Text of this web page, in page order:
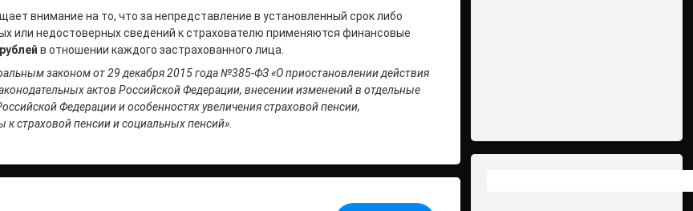
внимание на то, что за непредставление в установленный срок либо
или недостоверных сведений к страхователю применяются финансовые
в отношении каждого застрахованного лица.
законом от 29 декабря 2015 года №385-ФЗ «О приостановлении действия
актов Российской Федерации, внесении изменений в отдельные
Федерации и особенностях увеличения страховой пенсии,
страховой пенсии и социальных пенсий».